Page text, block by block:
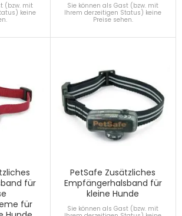
(bzw. mit
keine
Sie können als Gast (bzw. mit
Ihrem derzeitigen Status) keine
Preise sehen.
für
für
PetSafe Zusätzliches
Empfängerhalsband für
kleine Hunde
Sie können als Gast (bzw. mit